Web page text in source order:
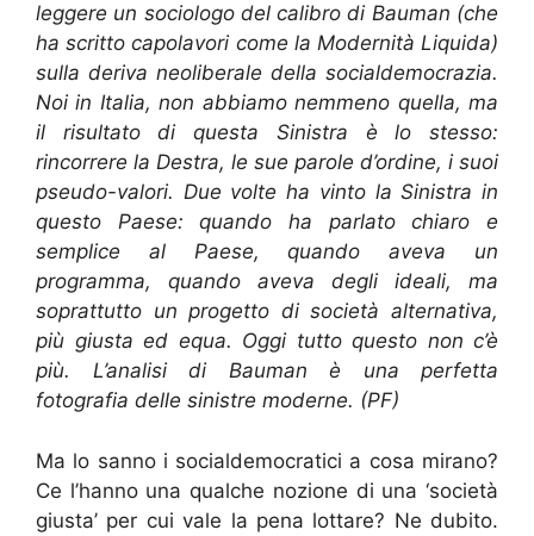
leggere un sociologo del calibro di Bauman (che
ha scritto capolavori come la Modernità Liquida)
sulla deriva neoliberale della socialdemocrazia.
Noi in Italia, non abbiamo nemmeno quella, ma
il risultato di questa Sinistra è lo stesso:
rincorrere la Destra, le sue parole d’ordine, i suoi
pseudo-valori. Due volte ha vinto la Sinistra in
questo Paese: quando ha parlato chiaro e
semplice al Paese, quando aveva un
programma, quando aveva degli ideali, ma
soprattutto un progetto di società alternativa,
più giusta ed equa. Oggi tutto questo non c’è
più. L’analisi di Bauman è una perfetta
fotografia delle sinistre moderne. (PF)
Ma lo sanno i socialdemocratici a cosa mirano?
Ce l’hanno una qualche nozione di una ‘società
giusta’ per cui vale la pena lottare? Ne dubito.